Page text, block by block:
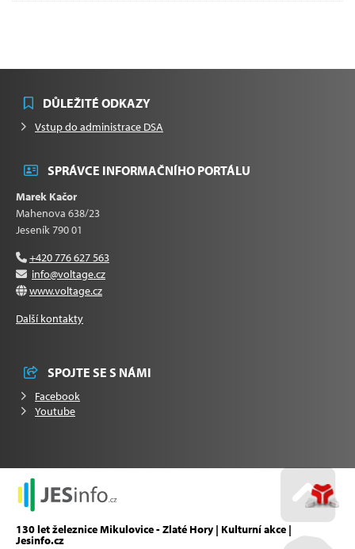
DŮLEŽITÉ ODKAZY
Vstup do administrace DSA
SPRÁVCE INFORMAČNÍHO PORTÁLU
Marek Kačor
Mahenova 638/23
Jeseník 790 01
+420 776 627 563
info@voltage.cz
www.voltage.cz
Další kontakty
SPOJTE SE S NÁMI
Facebook
Youtube
130 let železnice Mikulovice - Zlaté Hory | Kulturní akce |
Jesinfo.cz